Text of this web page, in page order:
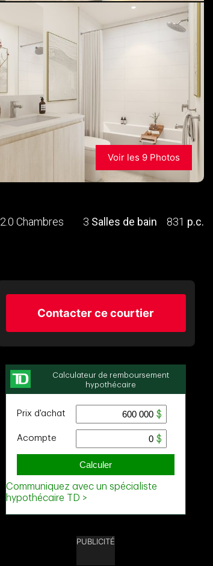
Voir les 9 Photos
2.0 Chambres 3 Salles de bain 831 p.c.
Contacter ce courtier
PUBLICITÉ